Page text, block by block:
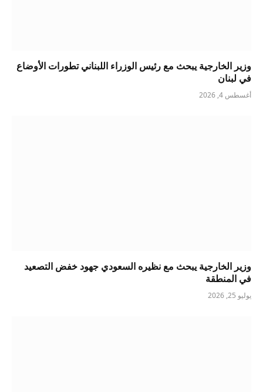
وزير الخارجية يبحث مع رئيس الوزراء اللبناني تطورات الأوضاع
في لبنان
أغسطس 4, 2026
وزير الخارجية يبحث مع نظيره السعودي جهود خفض التصعيد
في المنطقة
يوليو 25, 2026